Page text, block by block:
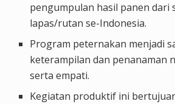
pengumpulan hasil panen dari
lapas/rutan se-Indonesia.
Program peternakan menjadi
keterampilan dan penanaman
serta empati.
Kegiatan produktif ini